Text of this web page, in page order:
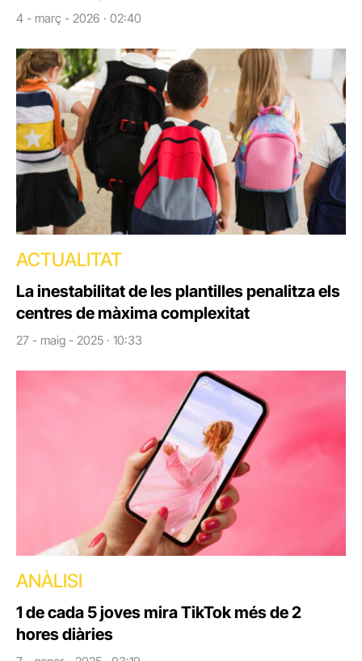
4 - març - 2026 · 02:40
ACTUALITAT
La inestabilitat de les plantilles penalitza els
centres de màxima complexitat
27 - maig - 2025 · 10:33
ANÀLISI
1 de cada 5 joves mira TikTok més de 2
hores diàries